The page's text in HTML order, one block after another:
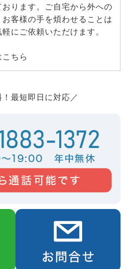
ります。ご自宅から外への
客様の手を煩わせることは
にご依頼いただけます。
こちら
！最短即日に対応／